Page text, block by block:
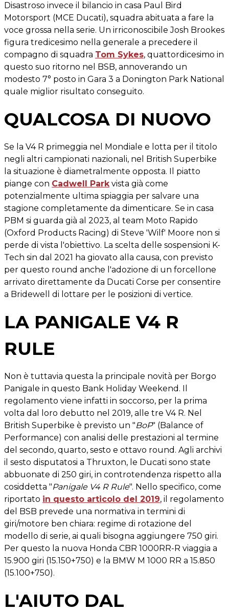
Disastroso invece il bilancio in casa Paul Bird
Motorsport (MCE Ducati), squadra abituata a fare la
voce grossa nella serie. Un irriconoscibile Josh Brookes
figura tredicesimo nella generale a precedere il
compagno di squadra Tom Sykes, quattordicesimo in
questo suo ritorno nel BSB, annoverando un
modesto 7° posto in Gara 3 a Donington Park National
quale miglior risultato conseguito.
QUALCOSA DI NUOVO
Se la V4 R primeggia nel Mondiale e lotta per il titolo
negli altri campionati nazionali, nel British Superbike
la situazione è diametralmente opposta. Il piatto
piange con Cadwell Parkvista già come
potenzialmente ultima spiaggia per salvare una
stagione completamente da dimenticare. Se in casa
PBM si guarda già al 2023, al team Moto Rapido
(Oxford Products Racing) di Steve 'Wilf' Moore non si
perde di vista l'obiettivo. La scelta delle sospensioni K-
Tech sin dal 2021 ha giovato alla causa, con previsto
per questo round anche l'adozione di un forcellone
arrivato direttamente da Ducati Corse per consentire
a Bridewell di lottare per le posizioni di vertice.
LA PANIGALE V4 R
RULE
Non è tuttavia questa la principale novità per Borgo
Panigale in questo Bank Holiday Weekend. Il
regolamento viene infatti in soccorso, per la prima
volta dal loro debutto nel 2019, alle tre V4 R. Nel
British Superbike è previsto un "BoP" (Balance of
Performance) con analisi delle prestazioni al termine
del secondo, quarto, sesto e ottavo round. Agli archivi
il sesto disputatosi a Thruxton, le Ducati sono state
abbuonate di 250 giri, in controtendenza rispetto alla
cosiddetta "Panigale V4 R Rule". Nello specifico, come
riportato in questo articolo del 2019, il regolamento
del BSB prevede una normativa in termini di
giri/motore ben chiara: regime di rotazione del
modello di serie, ai quali bisogna aggiungere 750 giri.
Per questo la nuova Honda CBR 1000RR-R viaggia a
15.900 giri (15.150+750) e la BMW M 1000 RR a 15.850
(15.100+750).
L'AIUTO DAL